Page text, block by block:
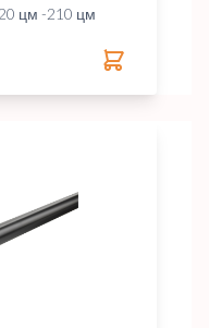
цм -210 цм